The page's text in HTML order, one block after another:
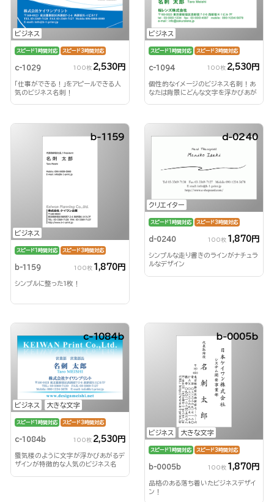
ビジネス
スピード1時間対応 スピード3時間対応
c-1029 100枚 2,530円
「仕事ができる！」をアピールできる人
気のビジネス名刺！
ビジネス
スピード1時間対応 スピード3時間対応
c-1094 100枚 2,530円
個性的なイメージのビジネス名刺！あ
なたは背景にどんな文字を浮かびあが
ビジネス
b-1159
スピード1時間対応 スピード3時間対応
b-1159 100枚 1,870円
シンプルに整った1枚！
クリエイター
d-0240
スピード1時間対応 スピード3時間対応
d-0240 100枚 1,870円
シンプルな走り書きのラインがナチュラ
ルなデザイン
ビジネス 大きな文字
c-1084b
スピード1時間対応 スピード3時間対応
c-1084b 100枚 2,530円
蜃気楼のように文字が浮かびあがるデ
ザインが特徴的な人気のビジネス名
ビジネス 大きな文字
b-0005b
スピード1時間対応 スピード3時間対応
b-0005b 100枚 1,870円
品格のある落ち着いたビジネスデザイ
ン！